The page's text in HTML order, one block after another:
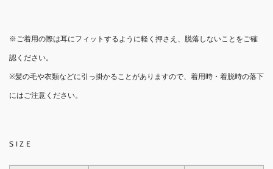
※ご着用の際は耳にフィットするように軽く押さえ、脱落しないことをご確
認ください。
※髪の毛や衣類などに引っ掛かることがありますので、着用時・着脱時の落下
にはご注意ください。
SIZE